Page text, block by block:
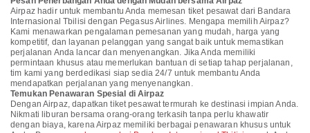
Airpaz hadir untuk membantu Anda memesan tiket pesawat dari Bandara
Internasional Tbilisi dengan Pegasus Airlines. Mengapa memilih Airpaz?
Kami menawarkan pengalaman pemesanan yang mudah, harga yang
kompetitif, dan layanan pelanggan yang sangat baik untuk memastikan
perjalanan Anda lancar dan menyenangkan. Jika Anda memiliki
permintaan khusus atau memerlukan bantuan di setiap tahap perjalanan,
tim kami yang berdedikasi siap sedia 24/7 untuk membantu Anda
mendapatkan perjalanan yang menyenangkan.
Temukan Penawaran Spesial di Airpaz
Dengan Airpaz, dapatkan tiket pesawat termurah ke destinasi impian Anda.
Nikmati liburan bersama orang-orang terkasih tanpa perlu khawatir
dengan biaya, karena Airpaz memiliki berbagai penawaran khusus untuk